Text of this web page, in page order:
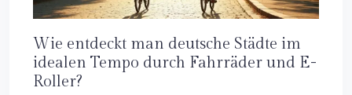
Wie entdeckt man deutsche Städte im
idealen Tempo durch Fahrräder und E-
Roller?